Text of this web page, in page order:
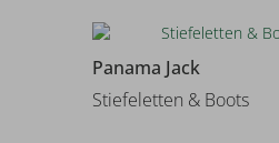
Panama Jack
Stiefeletten & Boots